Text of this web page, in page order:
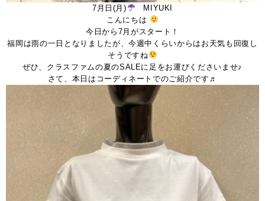
7月日(月)
MIYUKI
こんにちは
今日から7月がスタート！
福岡は雨の一日となりましたが、今週中くらいからはお天気も回復し
そうですね
ぜひ、クラスファムの夏のSALEに足をお運びくださいませ♪
さて、本日はコーディネートでのご紹介です♬